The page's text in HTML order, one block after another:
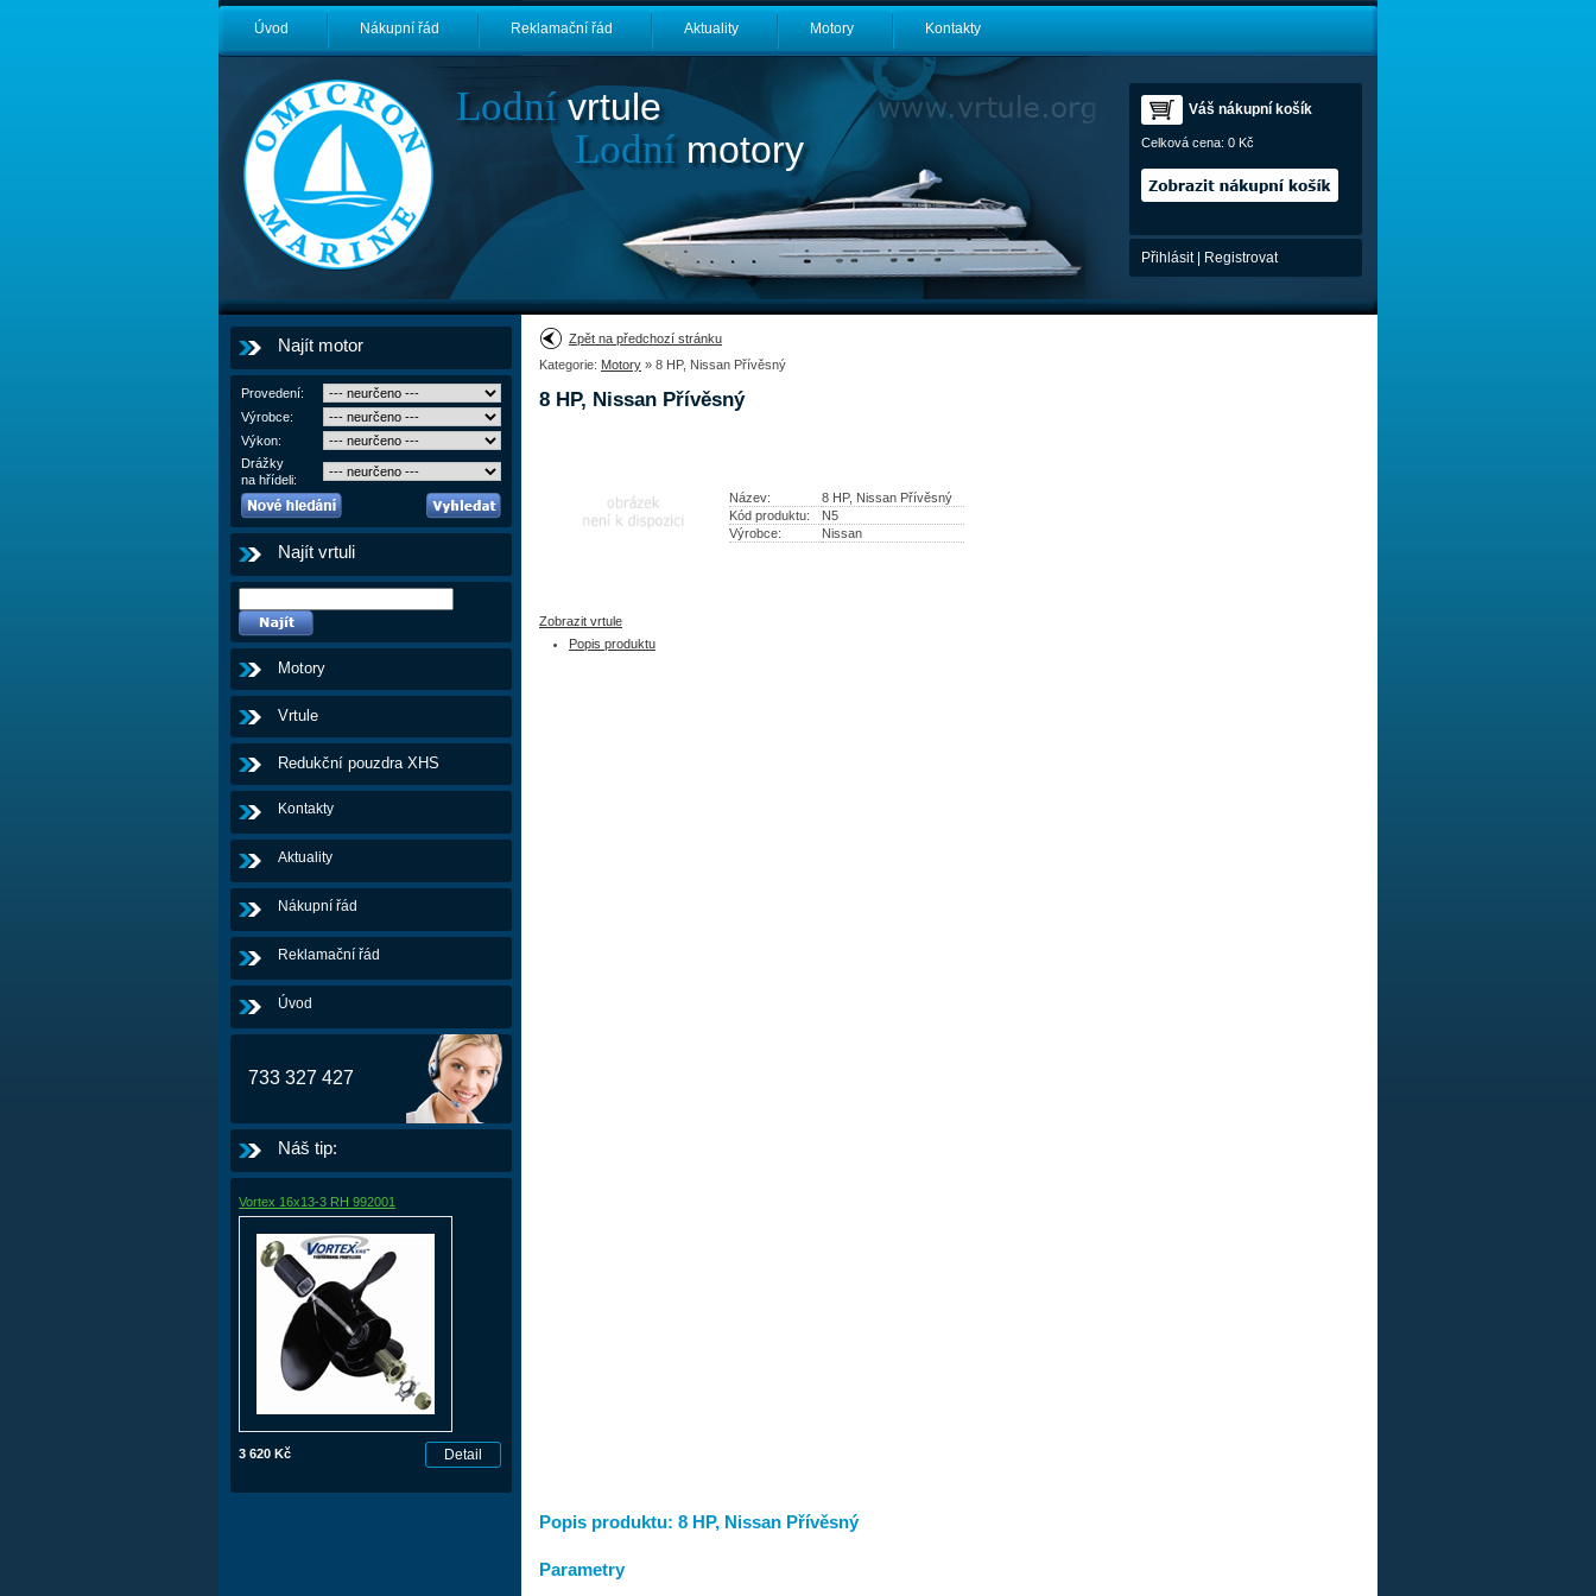
Úvod Nákupní řád Reklamační řád Aktuality Motory Kontakty
Lodnívrtule
Lodnímotory
Váš nákupní košík
Celková cena: 0 Kč
Přihlásit| Registrovat
Najít motor
Provedení:
Výrobce:
Výkon:
Drážky
na hřídeli:
Najít vrtuli
Motory
Vrtule
Redukční pouzdra XHS
Kontakty
Aktuality
Nákupní řád
Reklamační řád
Úvod
733 327 427
Náš tip:
Vortex 16x13-3 RH 992001
3 620 Kč
Zpět na předchozí stránku
Kategorie: Motory » 8 HP, Nissan Přívěsný
8 HP, Nissan Přívěsný
Název:
8 HP, Nissan Přívěsný
Kód produktu:
N5
Výrobce:
Nissan
Zobrazit vrtule
Popis produktu
Popis produktu: 8 HP, Nissan Přívěsný
Parametry